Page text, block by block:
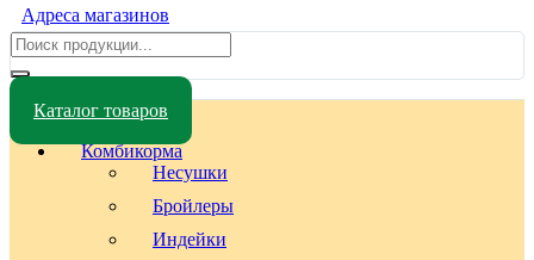
Адреса магазинов
Каталог товаров
Комбикорма
Несушки
Бройлеры
Индейки